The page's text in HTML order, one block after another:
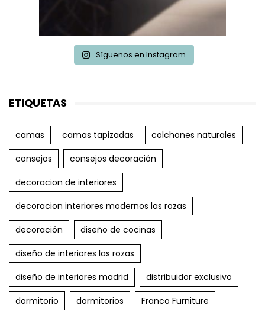
Síguenos en Instagram
ETIQUETAS
camas camas tapizadas
colchones naturales
consejos
consejos decoración
decoracion de interiores
decoracion interiores modernos las rozas
decoración
diseño de cocinas
diseño de interiores las rozas
diseño de interiores madrid
distribuidor exclusivo
dormitorio
dormitorios
Franco Furniture